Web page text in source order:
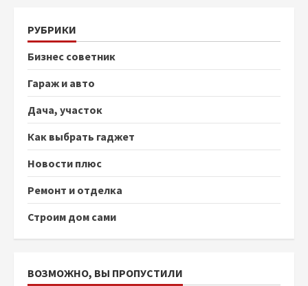
РУБРИКИ
Бизнес советник
Гараж и авто
Дача, участок
Как выбрать гаджет
Новости плюс
Ремонт и отделка
Строим дом сами
ВОЗМОЖНО, ВЫ ПРОПУСТИЛИ